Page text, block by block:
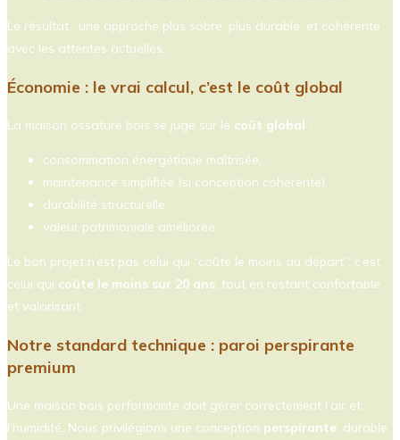
Le résultat : une approche plus sobre, plus durable, et cohérente
avec les attentes actuelles.
Économie : le vrai calcul, c’est le coût global
La maison ossature bois se juge sur le coût global :
consommation énergétique maîtrisée,
maintenance simplifiée (si conception cohérente),
durabilité structurelle,
valeur patrimoniale améliorée.
Le bon projet n’est pas celui qui “coûte le moins au départ”, c’est
celui qui coûte le moins sur 20 ans, tout en restant confortable
et valorisant.
Notre standard technique : paroi perspirante
premium
Une maison bois performante doit gérer correctement l’air et
l’humidité. Nous privilégions une conception perspirante, durable